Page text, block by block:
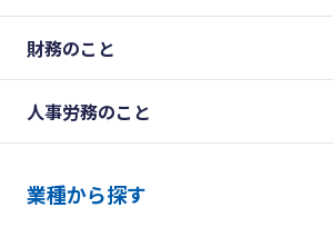
財務のこと
人事労務のこと
業種から探す